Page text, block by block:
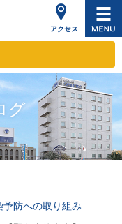
アクセス
グ
防への取り組み